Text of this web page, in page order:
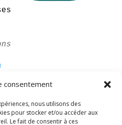
consentement
nous utilisons des
pour stocker et/ou accéder aux
Le fait de consentir à ces